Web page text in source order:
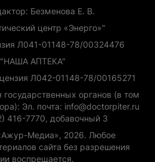
Безменова Е. В.
центр «Энерго»"
Л041-01148-78/00324476
АПТЕКА"
Л042-01148-78/00165271
органов (в том
Эл. почта: info@doctorpiter.ru
416-7770, добавочный 3
Медиа», 2026. Любое
сайта без разрешения
воспрещается.